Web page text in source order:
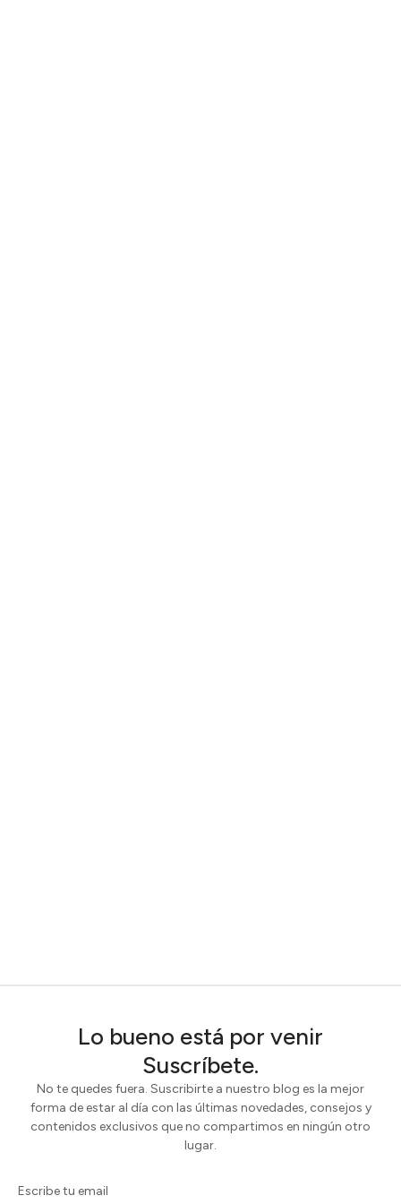
Lo bueno está por venir
Suscríbete.
No te quedes fuera. Suscribirte a nuestro blog es la mejor
forma de estar al día con las últimas novedades, consejos y
contenidos exclusivos que no compartimos en ningún otro
lugar.